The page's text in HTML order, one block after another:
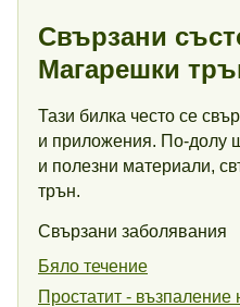
Свързани
Магарешки
Тази билка често се
и приложения. По-долу
и полезни материали,
трън.
Свързани заболявания
Бяло течение
Простатит - възпаление